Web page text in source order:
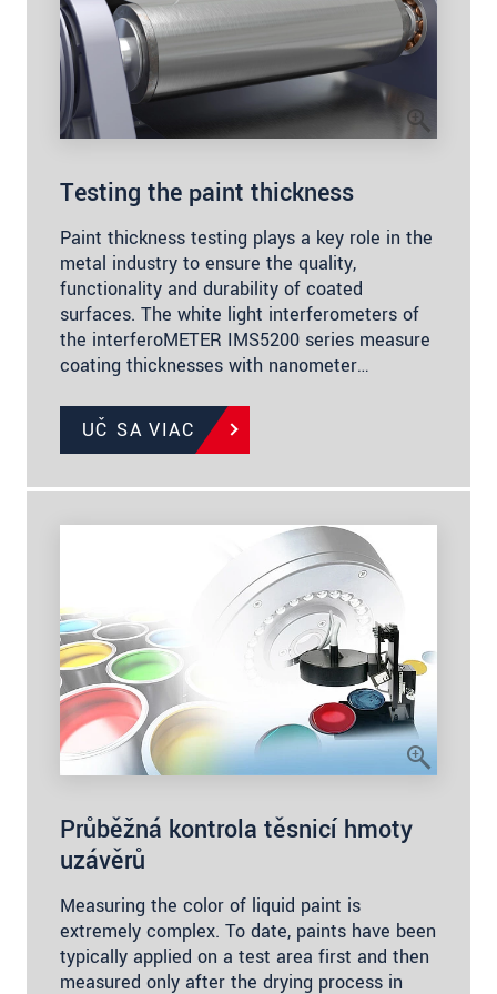
Testing the paint thickness
Paint thickness testing plays a key role in the
metal industry to ensure the quality,
functionality and durability of coated
surfaces. The white light interferometers of
the interferoMETER IMS5200 series measure
coating thicknesses with nanometer…
UČ SA VIAC
Průběžná kontrola těsnicí hmoty
uzávěrů
Measuring the color of liquid paint is
extremely complex. To date, paints have been
typically applied on a test area first and then
measured only after the drying process in